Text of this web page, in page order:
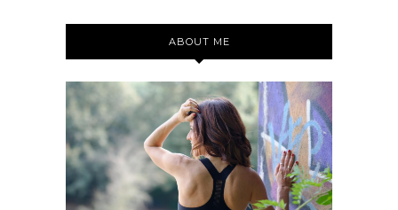
ABOUT ME